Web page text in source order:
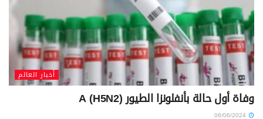
أخبار العالم
وفاة أول حالة بأنفلونزا الطيور (A (H5N2